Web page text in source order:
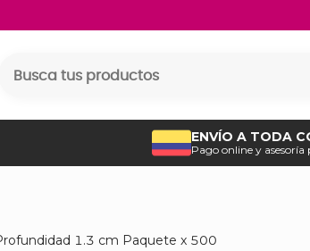
ENVÍO A TODA
Pago online y
1.3 cm Paquete x 500